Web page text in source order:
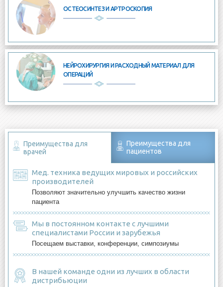
ОСТЕОСИНТЕЗ И АРТРОСКОПИЯ
НЕЙРОХИРУРГИЯ И РАСХОДНЫЙ МАТЕРИАЛ ДЛЯ
ОПЕРАЦИЙ
Преимущества для
врачей
Преимущества для
пациентов
Мед. техника ведущих мировых и российских
производителей
Позволяют значительно улучшить качество жизни
пациента
Мы в постоянном контакте с лучшими
специалистами России и зарубежья
Посещаем выставки, конференции, симпозиумы
В нашей команде одни из лучших в области
дистрибьюции